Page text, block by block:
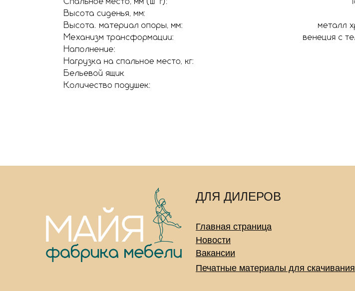
ДЛЯ ДИЛЕРОВ
Главная страница
Новости
Печатные материалы для скачивания
Вакансии